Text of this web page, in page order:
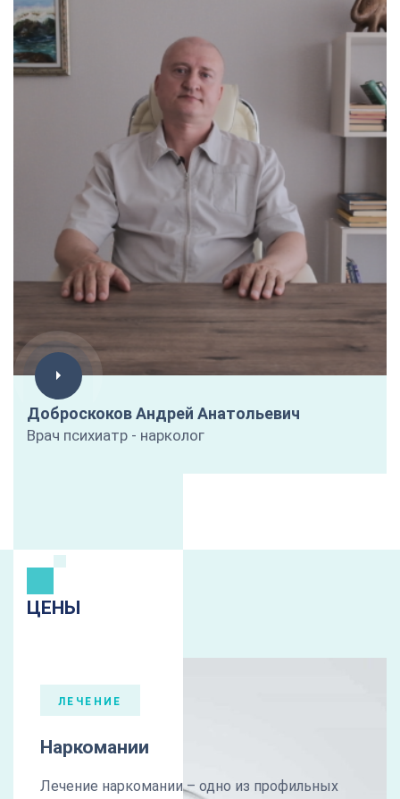
Доброскоков Андрей Анатольевич
Врач психиатр - нарколог
ЦЕНЫ
ЛЕЧЕНИЕ
Наркомании
Лечение наркомании – одно из профильных